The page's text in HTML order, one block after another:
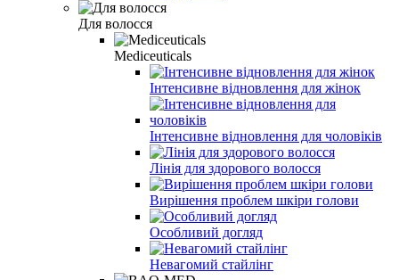
Для волосся
Mediceuticals
Інтенсивне відновлення для жінок
Інтенсивне відновлення для чоловіків
Лінія для здорового волосся
Вирішення проблем шкіри голови
Особливий догляд
Невагомий стайлінг